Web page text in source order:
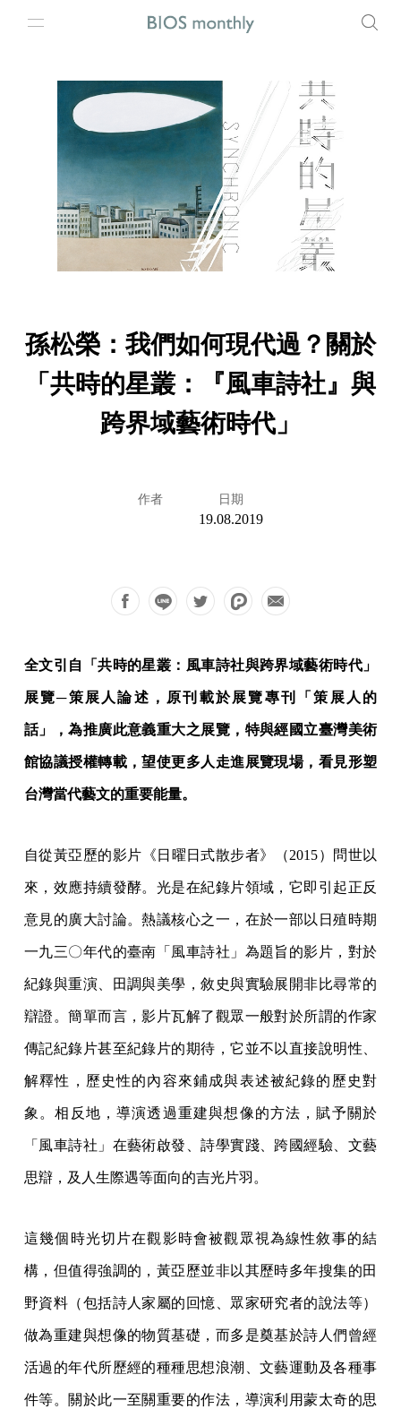
孫松榮：我們如何現代過？關於
「共時的星叢：『風車詩社』與
跨界域藝術時代」
作者 日期
19.08.2019
全文引自「共時的星叢：風車詩社與跨界域藝術時代」
展覽─策展人論述，原刊載於展覽專刊「策展人的
話」，為推廣此意義重大之展覽，特與經國立臺灣美術
館協議授權轉載，望使更多人走進展覽現場，看見形塑
台灣當代藝文的重要能量。
自從黃亞歷的影片《日曜日式散步者》（2015）問世以
來，效應持續發酵。光是在紀錄片領域，它即引起正反
意見的廣大討論。熱議核心之一，在於一部以日殖時期
一九三〇年代的臺南「風車詩社」為題旨的影片，對於
紀錄與重演、田調與美學，敘史與實驗展開非比尋常的
辯證。簡單而言，影片瓦解了觀眾一般對於所謂的作家
傳記紀錄片甚至紀錄片的期待，它並不以直接說明性、
解釋性，歷史性的內容來鋪成與表述被紀錄的歷史對
象。相反地，導演透過重建與想像的方法，賦予關於
「風車詩社」在藝術啟發、詩學實踐、跨國經驗、文藝
思辯，及人生際遇等面向的吉光片羽。
這幾個時光切片在觀影時會被觀眾視為線性敘事的結
構，但值得強調的，黃亞歷並非以其歷時多年搜集的田
野資料（包括詩人家屬的回憶、眾家研究者的說法等）
做為重建與想像的物質基礎，而多是奠基於詩人們曾經
活過的年代所歷經的種種思想浪潮、文藝運動及各種事
件等。關於此一至關重要的作法，導演利用蒙太奇的思